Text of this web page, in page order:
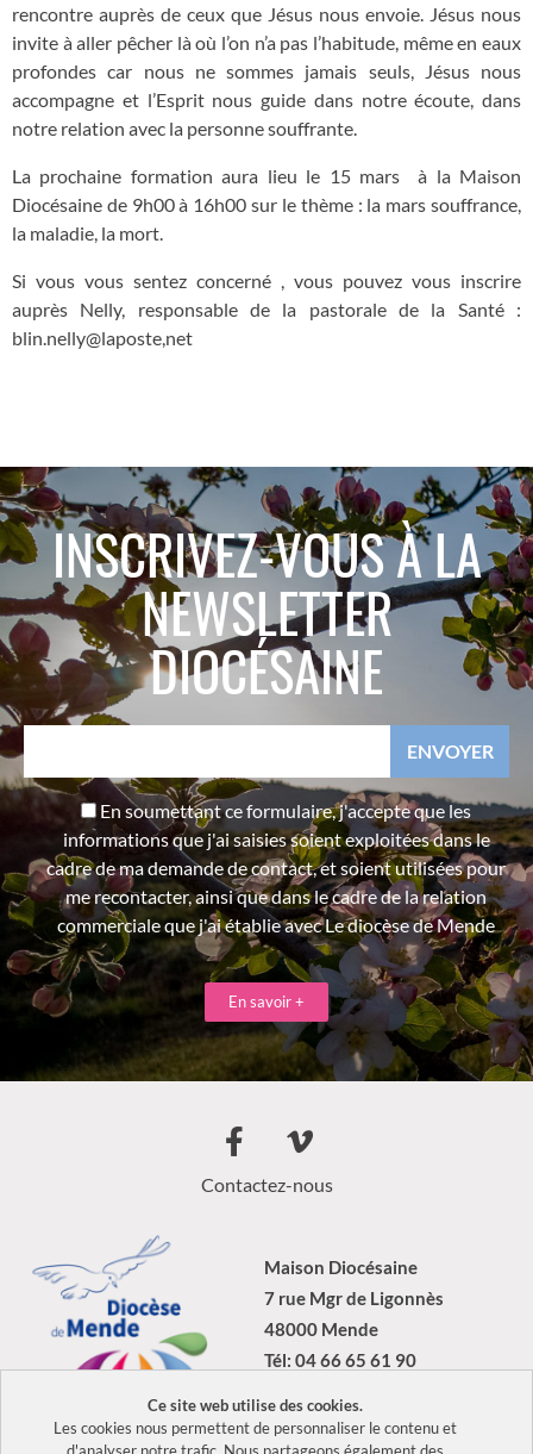
rencontre auprès de ceux que Jésus nous envoie. Jésus nous
invite à aller pêcher là où l’on n’a pas l’habitude, même en eaux
profondes car nous ne sommes jamais seuls, Jésus nous
accompagne et l’Esprit nous guide dans notre écoute, dans
notre relation avec la personne souffrante.
La prochaine formation aura lieu le 15 mars
à la Maison
Diocésaine de 9h00 à 16h00 sur le thème : la mars souffrance,
la maladie, la mort.
Si vous vous sentez concerné , vous pouvez vous inscrire
auprès Nelly, responsable de la pastorale de la Santé :
blin.nelly@laposte,net
INSCRIVEZ-VOUS À LA
NEWSLETTER
DIOCÉSAINE
En soumettant ce formulaire, j'accepte que les
informations que j'ai saisies soient exploitées dans le
cadre de ma demande de contact, et soient utilisées pour
me recontacter, ainsi que dans le cadre de la relation
commerciale que j'ai établie avec Le diocèse de Mende
En savoir +
Contactez-nous
Maison Diocésaine
7 rue Mgr de Ligonnès
48000 Mende
Tél: 04 66 65 61 90
Ce site web utilise des cookies.
Les cookies nous permettent de personnaliser le contenu et